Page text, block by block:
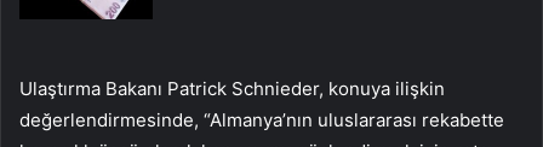
Ulaştırma Bakanı Patrick Schnieder, konuya ilişkin
değerlendirmesinde, “Almanya’nın uluslararası rekabette